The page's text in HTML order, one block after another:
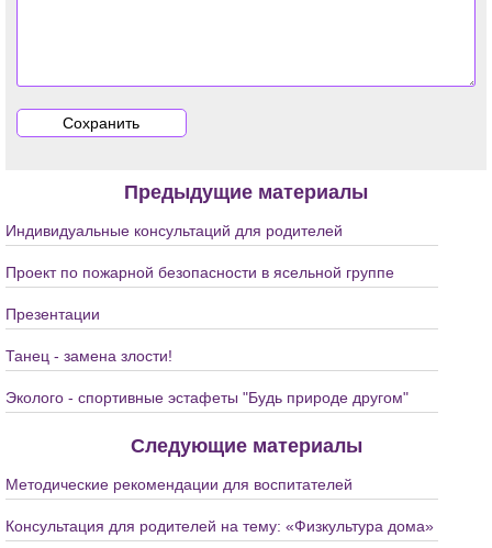
Предыдущие материалы
Индивидуальные консультаций для родителей
Проект по пожарной безопасности в ясельной группе
Презентации
Танец - замена злости!
Эколого - спортивные эстафеты "Будь природе другом"
Следующие материалы
Методические рекомендации для воспитателей
Консультация для родителей на тему: «Физкультура дома»